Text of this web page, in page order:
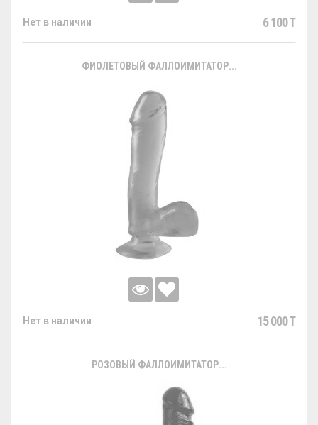
Нет в наличии 6 100 T
ФИОЛЕТОВЫЙ ФАЛЛОИМИТАТОР...
Нет в наличии 15 000 T
РОЗОВЫЙ ФАЛЛОИМИТАТОР...